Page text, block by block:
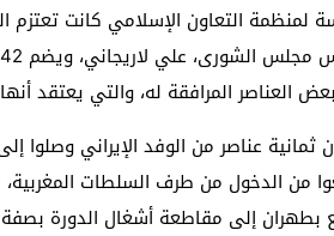
لمنظمة التعاون الإسلامي كانت
العناصر المرافقة له، والتي يعتقد
ثمانية عناصر من الوفد الإيراني وصلوا
من الدخول من طرف السلطات المغربية،
بطهران إلى مقاطعة أشغال الدورة